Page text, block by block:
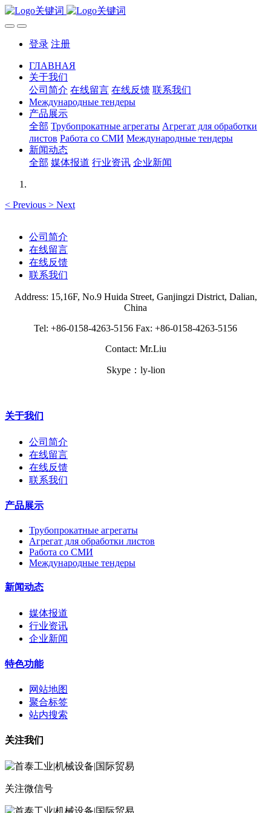
登录 注册
ГЛАВНАЯ
关于我们
公司简介 在线留言 在线反馈 联系我们
Международные тендеры
产品展示
全部 Трубопрокатные агрегаты Агрегат для обработки
листов Работа со СМИ Международные тендеры
新闻动态
全部 媒体报道 行业资讯 企业新闻
< Previous > Next
公司简介
在线留言
在线反馈
联系我们
Address: 15,16F, No.9 Huida Street, Ganjingzi District, Dalian,
China
Tel: +86-0158-4263-5156 Fax: +86-0158-4263-5156
Contact: Mr.Liu
Skype：ly-lion
关于我们
公司简介
在线留言
在线反馈
联系我们
产品展示
Трубопрокатные агрегаты
Агрегат для обработки листов
Работа со СМИ
Международные тендеры
新闻动态
媒体报道
行业资讯
企业新闻
特色功能
网站地图
聚合标签
站内搜索
关注我们
关注微信号